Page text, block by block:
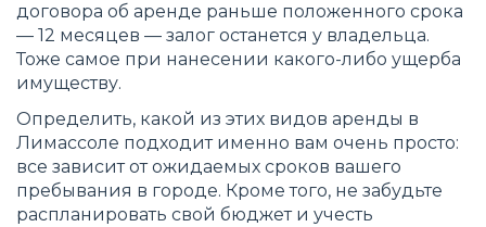
договора об аренде раньше положенного срока
— 12 месяцев — залог останется у владельца.
Тоже самое при нанесении какого-либо ущерба
имуществу.
Определить, какой из этих видов аренды в
Лимассоле подходит именно вам очень просто:
все зависит от ожидаемых сроков вашего
пребывания в городе. Кроме того, не забудьте
распланировать свой бюджет и учесть